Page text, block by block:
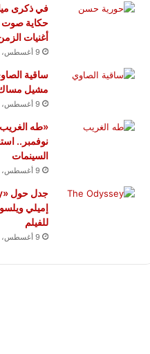
في ذكرى
حكاية
أغنيات
9 أغسطس، 2026
ساقية
مشيل مساك
9 أغسطس، 2026
«طه
نوفمبر..
السينمات
9 أغسطس، 2026
إميلي
للفيلم
9 أغسطس، 2026